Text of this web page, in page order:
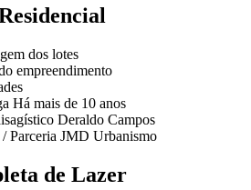
dos lotes
empreendimento
Há mais de 10 anos
Deraldo Campos
Parceria JMD Urbanismo
de Lazer